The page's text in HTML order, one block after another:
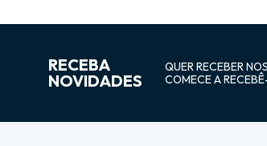
RECEBA
NOVIDADES
QUER RECEBER
COMECE A